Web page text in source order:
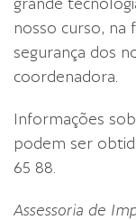
grande
nosso curso, na
segurança dos
coordenadora.
Informações
podem ser
65 88.
Assessoria de